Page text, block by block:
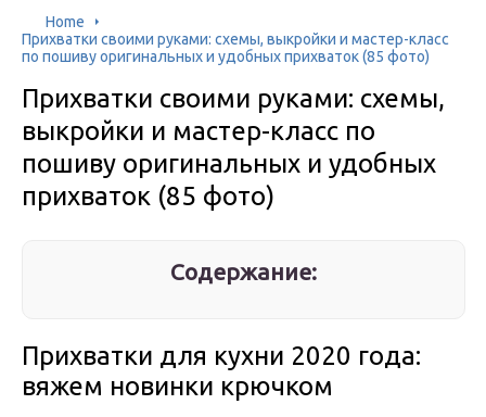
Home
Прихватки своими руками: схемы, выкройки и мастер-класс
по пошиву оригинальных и удобных прихваток (85 фото)
Прихватки своими руками: схемы,
выкройки и мастер-класс по
пошиву оригинальных и удобных
прихваток (85 фото)
Содержание:
Прихватки для кухни 2020 года:
вяжем новинки крючком